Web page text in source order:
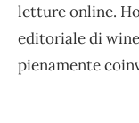
letture online.
editoriale di
pienamente